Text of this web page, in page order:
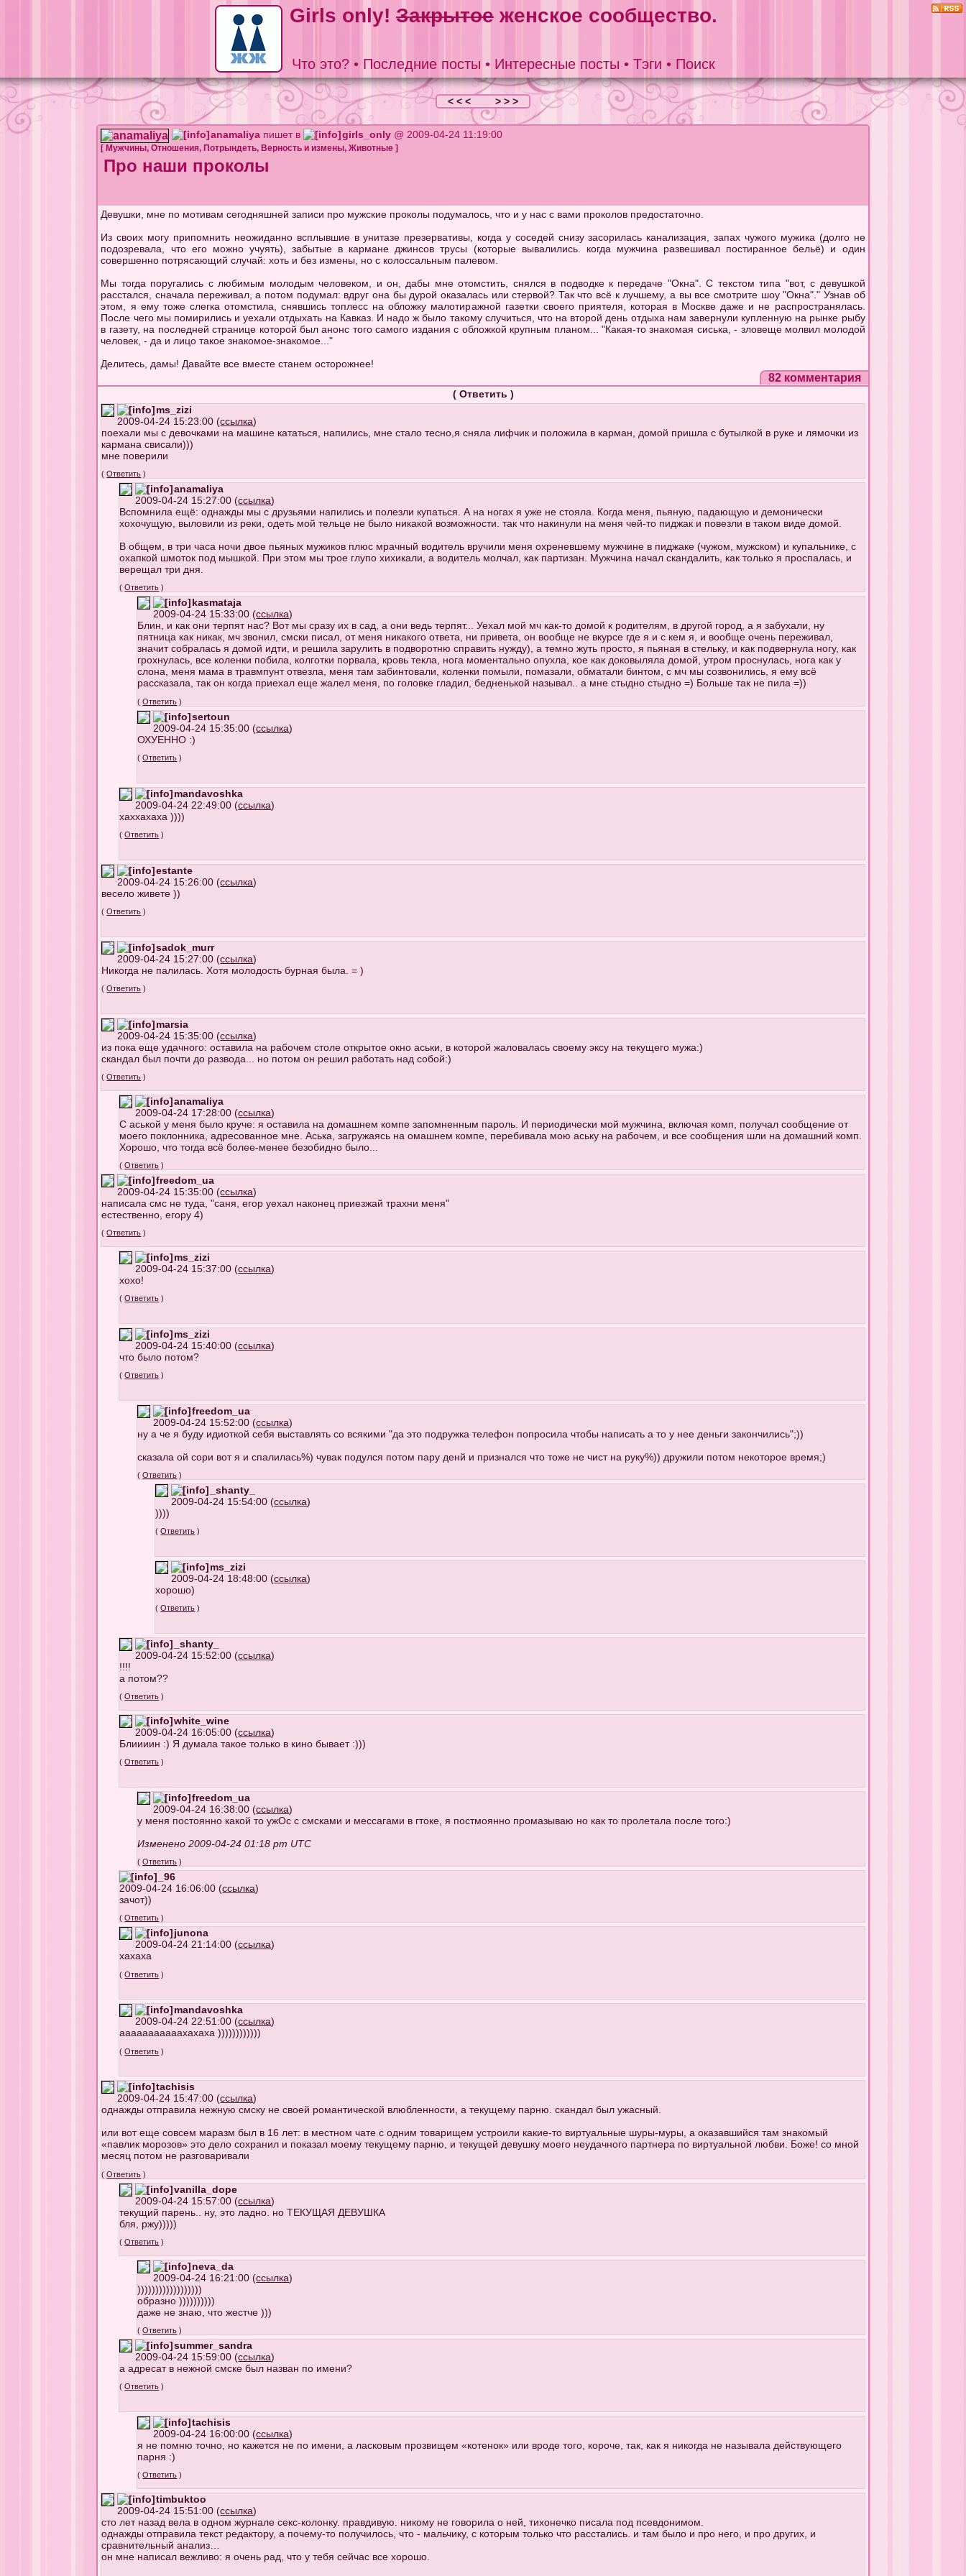
Girls only! Закрытое женское сообщество.
Что это? • Последние посты • Интересные посты • Тэги • Поиск
< < < > > >
anamaliya пишет в girls_only @ 2009-04-24 11:19:00
[ Мужчины,Отношения, Потрындеть, Верность и измены,Животные ]
Про наши проколы
Девушки, мне по мотивам сегодняшней записи про мужские проколы подумалось, что и у нас с вами проколов предостаточно.
Из своих могу припомнить неожиданно всплывшие в унитазе презервативы, когда у соседей снизу засорилась канализация, запах чужого мужика (долго не
подозревала, что его можно учуять), забытые в кармане джинсов трусы (которые вывалились. когда мужчина развешивал постиранное бельё) и один
совершенно потрясающий случай: хоть и без измены, но с колоссальным палевом.
Мы тогда поругались с любимым молодым человеком, и он, дабы мне отомстить, снялся в подводке к передаче "Окна". С текстом типа "вот, с девушкой
расстался, сначала переживал, а потом подумал: вдруг она бы дурой оказалась или стервой? Так что всё к лучшему, а вы все смотрите шоу "Окна"." Узнав об
этом, я ему тоже слегка отомстила, снявшись топлесс на обложку малотиражной газетки своего приятеля, которая в Москве даже и не распространялась.
После чего мы помирились и уехали отдыхать на Кавказ. И надо ж было такому случиться, что на второй день отдыха нам завернули купленную на рынке рыбу
в газету, на последней странице которой был анонс того самого издания с обложкой крупным планом... "Какая-то знакомая сиська, - зловеще молвил молодой
человек, - да и лицо такое знакомое-знакомое..."
Делитесь, дамы! Давайте все вместе станем осторожнее!
82 комментария
( Ответить )
ms_zizi
2009-04-24 15:23:00 (ссылка)
поехали мы с девочками на машине кататься, напились, мне стало тесно,я сняла лифчик и положила в карман, домой пришла с бутылкой в руке и лямочки из
кармана свисали)))
мне поверили
(Ответить )
anamaliya
2009-04-24 15:27:00 (ссылка)
Вспомнила ещё: однажды мы с друзьями напились и полезли купаться. А на ногах я уже не стояла. Когда меня, пьяную, падающую и демонически
хохочущую, выловили из реки, одеть мой тельце не было никакой возможности. так что накинули на меня чей-то пиджак и повезли в таком виде домой.
В общем, в три часа ночи двое пьяных мужиков плюс мрачный водитель вручили меня охреневшему мужчине в пиджаке (чужом, мужском) и купальнике, с
охапкой шмоток под мышкой. При этом мы трое глупо хихикали, а водитель молчал, как партизан. Мужчина начал скандалить, как только я проспалась, и
верещал три дня.
(Ответить )
kasmataja
2009-04-24 15:33:00 (ссылка)
Блин, и как они терпят нас? Вот мы сразу их в сад, а они ведь терпят... Уехал мой мч как-то домой к родителям, в другой город, а я забухали, ну
пятница как никак, мч звонил, смски писал, от меня никакого ответа, ни привета, он вообще не вкурсе где я и с кем я, и вообще очень переживал,
значит собралась я домой идти, и решила зарулить в подворотню справить нужду), а темно жуть просто, я пьяная в стельку, и как подвернула ногу, как
грохнулась, все коленки побила, колготки порвала, кровь текла, нога моментально опухла, кое как доковыляла домой, утром проснулась, нога как у
слона, меня мама в травмпунт отвезла, меня там забинтовали, коленки помыли, помазали, обматали бинтом, с мч мы созвонились, я ему всё
рассказала, так он когда приехал еще жалел меня, по головке гладил, бедненькой называл.. а мне стыдно стыдно =) Больше так не пила =))
(Ответить )
sertoun
2009-04-24 15:35:00 (ссылка)
ОХУЕННО :)
(Ответить )
mandavoshka
2009-04-24 22:49:00 (ссылка)
хаххахаха ))))
(Ответить )
estante
2009-04-24 15:26:00 (ссылка)
весело живете ))
(Ответить )
sadok_murr
2009-04-24 15:27:00 (ссылка)
Никогда не палилась. Хотя молодость бурная была. = )
(Ответить )
marsia
2009-04-24 15:35:00 (ссылка)
из пока еще удачного: оставила на рабочем столе открытое окно аськи, в которой жаловалась своему эксу на текущего мужа:)
скандал был почти до развода... но потом он решил работать над собой:)
(Ответить )
anamaliya
2009-04-24 17:28:00 (ссылка)
С аськой у меня было круче: я оставила на домашнем компе запомненным пароль. И периодически мой мужчина, включая комп, получал сообщение от
моего поклонника, адресованное мне. Аська, загружаясь на омашнем компе, перебивала мою аську на рабочем, и все сообщения шли на домашний комп.
Хорошо, что тогда всё более-менее безобидно было...
(Ответить )
freedom_ua
2009-04-24 15:35:00 (ссылка)
написала смс не туда, "саня, егор уехал наконец приезжай трахни меня"
естественно, егору 4)
(Ответить )
ms_zizi
2009-04-24 15:37:00 (ссылка)
хохо!
(Ответить )
ms_zizi
2009-04-24 15:40:00 (ссылка)
что было потом?
(Ответить )
freedom_ua
2009-04-24 15:52:00 (ссылка)
ну а че я буду идиоткой себя выставлять со всякими "да это подружка телефон попросила чтобы написать а то у нее деньги закончились";))
сказала ой сори вот я и спалилась%) чувак подулся потом пару денй и признался что тоже не чист на руку%)) дружили потом некоторое время;)
(Ответить )
_shanty_
2009-04-24 15:54:00 (ссылка)
))))
(Ответить )
ms_zizi
2009-04-24 18:48:00 (ссылка)
хорошо)
(Ответить )
_shanty_
2009-04-24 15:52:00 (ссылка)
!!!!
а потом??
(Ответить )
white_wine
2009-04-24 16:05:00 (ссылка)
Блиииин :) Я думала такое только в кино бывает :)))
(Ответить )
freedom_ua
2009-04-24 16:38:00 (ссылка)
у меня постоянно какой то ужОс с смсками и мессагами в гтоке, я постмоянно промазываю но как то пролетала после того:)
Изменено 2009-04-24 01:18 pm UTC
(Ответить )
_96
2009-04-24 16:06:00 (ссылка)
зачот))
(Ответить )
junona
2009-04-24 21:14:00 (ссылка)
хахаха
(Ответить )
mandavoshka
2009-04-24 22:51:00 (ссылка)
ааааааааааахахаха ))))))))))))
(Ответить )
tachisis
2009-04-24 15:47:00 (ссылка)
однажды отправила нежную смску не своей романтической влюбленности, а текущему парню. скандал был ужасный.
или вот еще совсем маразм был в 16 лет: в местном чате с одним товарищем устроили какие-то виртуальные шуры-муры, а оказавшийся там знакомый
«павлик морозов» это дело сохранил и показал моему текущему парню, и текущей девушку моего неудачного партнера по виртуальной любви. Боже! со мной
месяц потом не разговаривали
(Ответить )
vanilla_dope
2009-04-24 15:57:00 (ссылка)
текущий парень.. ну, это ладно. но ТЕКУЩАЯ ДЕВУШКА
бля, ржу)))))
(Ответить )
neva_da
2009-04-24 16:21:00 (ссылка)
))))))))))))))))))
образно ))))))))))
даже не знаю, что жестче )))
(Ответить )
summer_sandra
2009-04-24 15:59:00 (ссылка)
а адресат в нежной смске был назван по имени?
(Ответить )
tachisis
2009-04-24 16:00:00 (ссылка)
я не помню точно, но кажется не по имени, а ласковым прозвищем «котенок» или вроде того, короче, так, как я никогда не называла действующего
парня :)
(Ответить )
timbuktoo
2009-04-24 15:51:00 (ссылка)
сто лет назад вела в одном журнале секс-колонку. правдивую. никому не говорила о ней, тихонечко писала под псевдонимом.
однажды отправила текст редактору, а почему-то получилось, что - мальчику, с которым только что расстались. и там было и про него, и про других, и
сравнительный анализ…
он мне написал вежливо: я очень рад, что у тебя сейчас все хорошо.